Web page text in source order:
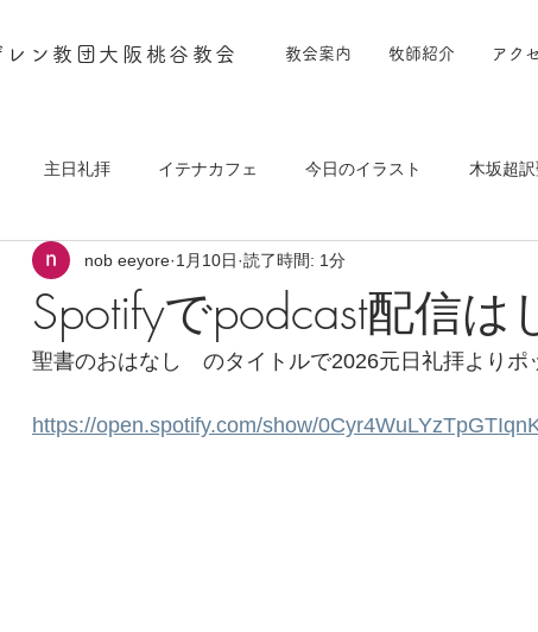
教会案内 牧師紹介 アク
レン教団大阪桃谷教会
主日礼拝 イテナカフェ 今日のイラスト 木坂超
Spotifyでpodcast配信は
nob eeyore 1月10日 読了時間: 1分
聖書のおはなし　のタイトルで2026元日礼拝よりポ
https://open.spotify.com/show/